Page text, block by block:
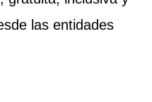
las entidades